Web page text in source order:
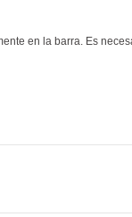
en la barra. Es